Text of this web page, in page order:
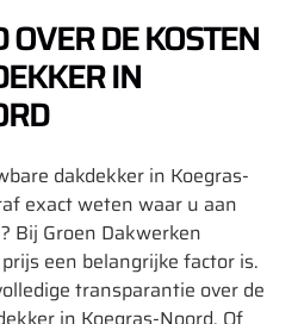
DE KOSTEN
IN
dakdekker in Koegras-
exact weten waar u aan
Bij Groen Dakwerken
een belangrijke factor is.
transparantie over de